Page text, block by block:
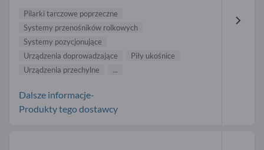
Pilarki tarczowe poprzeczne
Systemy przenośników rolkowych
Systemy pozycjonujące
Urządzenia doprowadzające
Piły ukośnice
Urządzenia przechylne
...
Dalsze informacje-
Produkty tego dostawcy